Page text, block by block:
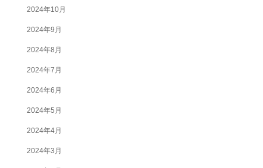
2024年10月
2024年9月
2024年8月
2024年7月
2024年6月
2024年5月
2024年4月
2024年3月